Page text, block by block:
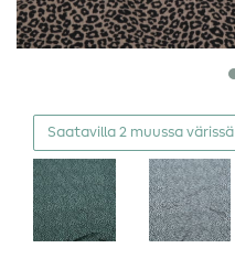
Saatavilla 2 muussa värissä